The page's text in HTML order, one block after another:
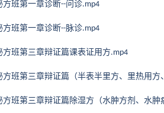
方班第一章诊断--问诊.mp4
方班第一章诊断--脉诊.mp4
方班第三章辩证篇课表证用方.mp4
方班第三章辩证篇（半表半里方、里热用
方班第三章辩证篇除湿方（水肿方剂、水